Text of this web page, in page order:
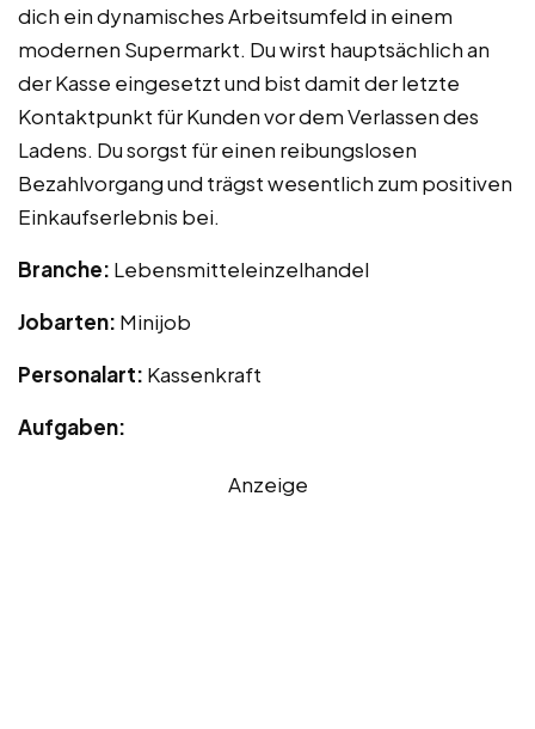
dich ein dynamisches Arbeitsumfeld in einem
modernen Supermarkt. Du wirst hauptsächlich an
der Kasse eingesetzt und bist damit der letzte
Kontaktpunkt für Kunden vor dem Verlassen des
Ladens. Du sorgst für einen reibungslosen
Bezahlvorgang und trägst wesentlich zum positiven
Einkaufserlebnis bei.
Branche: Lebensmitteleinzelhandel
Jobarten: Minijob
Personalart: Kassenkraft
Aufgaben:
Anzeige